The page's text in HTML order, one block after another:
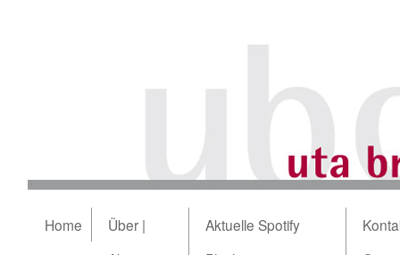
Home
Über |
Aktuelle Spotify